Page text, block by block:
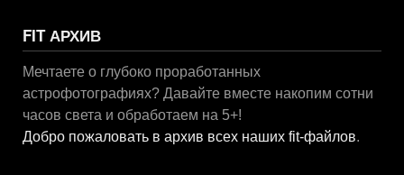
FIT АРХИВ
Мечтаете о глубоко проработанных
астрофотографиях? Давайте вместе накопим сотни
часов света и обработаем на 5+!
Добро пожаловать в архив всех наших fit-файлов.